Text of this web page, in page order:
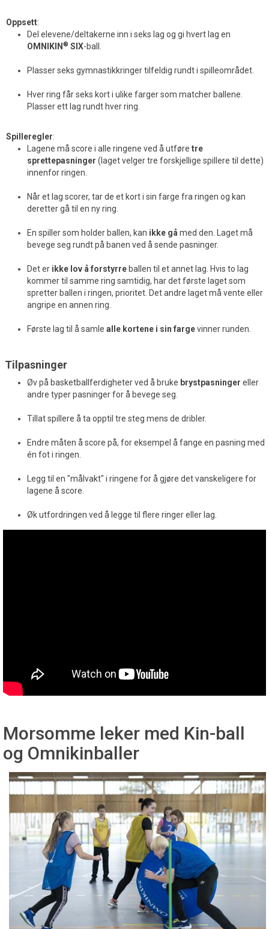
Oppsett:
Del elevene/deltakerne inn i seks lag og gi hvert lag en
OMNIKIN ® SIX-ball.
Plasser seks gymnastikkringer tilfeldig rundt i spilleområdet.
Hver ring får seks kort i ulike farger som matcher ballene.
Plasser ett lag rundt hver ring.
Spilleregler:
Lagene må score i alle ringene ved å utføre tre
sprettepasninger (laget velger tre forskjellige spillere til dette)
innenfor ringen.
Når et lag scorer, tar de et kort i sin farge fra ringen og kan
deretter gå til en ny ring.
En spiller som holder ballen, kan ikke gå med den. Laget må
bevege seg rundt på banen ved å sende pasninger.
Det er ikke lov å forstyrre ballen til et annet lag. Hvis to lag
kommer til samme ring samtidig, har det første laget som
spretter ballen i ringen, prioritet. Det andre laget må vente eller
angripe en annen ring.
Første lag til å samle alle kortene i sin fargevinner runden.
Tilpasninger
Øv på basketballferdigheter ved å bruke brystpasninger eller
andre typer pasninger for å bevege seg.
Tillat spillere å ta opptil tre steg mens de dribler.
Endre måten å score på, for eksempel å fange en pasning med
én fot i ringen.
Legg til en "målvakt" i ringene for å gjøre det vanskeligere for
lagene å score.
Øk utfordringen ved å legge til flere ringer eller lag.
Morsomme leker med Kin-ball
og Omnikinballer